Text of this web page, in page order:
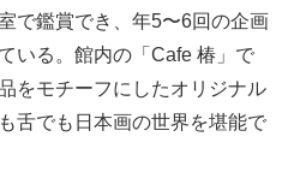
で鑑賞でき、年5〜6回の企画
いる。館内の「Cafe 椿」で
をモチーフにしたオリジナル
舌でも日本画の世界を堪能で